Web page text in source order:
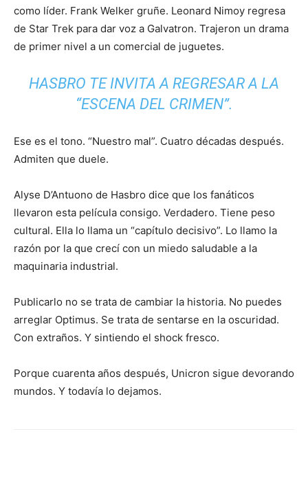
como líder. Frank Welker gruñe. Leonard Nimoy regresa
de Star Trek para dar voz a Galvatron. Trajeron un drama
de primer nivel a un comercial de juguetes.
HASBRO TE INVITA A REGRESAR A LA
“ESCENA DEL CRIMEN”.
Ese es el tono. “Nuestro mal”. Cuatro décadas después.
Admiten que duele.
Alyse D’Antuono de Hasbro dice que los fanáticos
llevaron esta película consigo. Verdadero. Tiene peso
cultural. Ella lo llama un “capítulo decisivo”. Lo llamo la
razón por la que crecí con un miedo saludable a la
maquinaria industrial.
Publicarlo no se trata de cambiar la historia. No puedes
arreglar Optimus. Se trata de sentarse en la oscuridad.
Con extraños. Y sintiendo el shock fresco.
Porque cuarenta años después, Unicron sigue devorando
mundos. Y todavía lo dejamos.